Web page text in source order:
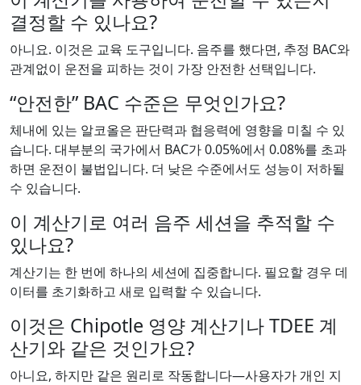
결정할 수 있나요?
아니요. 이것은 교육 도구입니다. 음주를 했다면, 추정 BAC와
관계없이 운전을 피하는 것이 가장 안전한 선택입니다.
“안전한” BAC 수준은 무엇인가요?
체내에 있는 알코올은 판단력과 협응력에 영향을 미칠 수 있
습니다. 대부분의 국가에서 BAC가 0.05%에서 0.08%를 초과
하면 운전이 불법입니다. 더 낮은 수준에서도 성능이 저하될
수 있습니다.
이 계산기로 여러 음주 세션을 추적할 수
있나요?
계산기는 한 번에 하나의 세션에 집중합니다. 필요할 경우 데
이터를 초기화하고 새로 입력할 수 있습니다.
이것은 Chipotle 영양 계산기나 TDEE 계
산기와 같은 것인가요?
아니요, 하지만 같은 원리로 작동합니다—사용자가 개인 지